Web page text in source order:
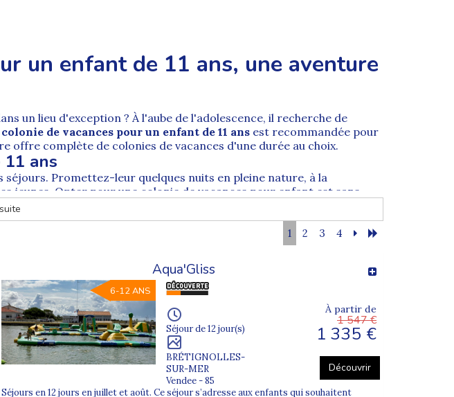
un enfant de 11 ans, une aventure
un lieu d'exception ? À l'aube de l'adolescence, il recherche de
colonie de vacances pour un enfant de 11 ans est recommandée pour
offre complète de colonies de vacances d'une durée au choix.
ans
Promettez-leur quelques nuits en pleine nature, à la
jeunes. Opter pour une colonie de vacances pour enfant est sans
l'âge de vos enfants
et variées. Si votre enfant souhaite crapahuter dans la neige,
1 2 3 4
Aqua'Gliss
6-12 ANS
Séjour de 12 jour(s)
BRÉTIGNOLLES-
SUR-MER
Vendee - 85
À partir de
1 547 €
1 335 €
Découvrir
Séjours en 12 jours en juillet et août. Ce séjour s’adresse aux enfants qui souhaitent